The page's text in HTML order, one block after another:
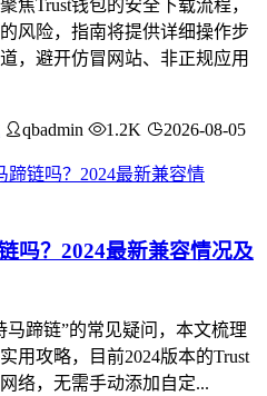
焦Trust钱包的安全下载流程，
风险，指南将提供详细操作步
，避开仿冒网站、非正规应用
qbadmin 1.2K 2026-08-05
吗？2024最新兼容情况及
马蹄链”的常见疑问，本文梳理
用攻略，目前2024版本的Trust
络，无需手动添加自定...